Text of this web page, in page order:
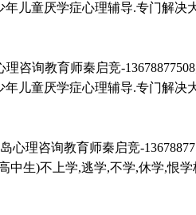
儿童厌学症心理辅导.专门解
询教育师秦启竞-
儿童厌学症心理辅导.专门解
理咨询教育师秦启竞-
生)不上学,逃学,不学,休学,恨